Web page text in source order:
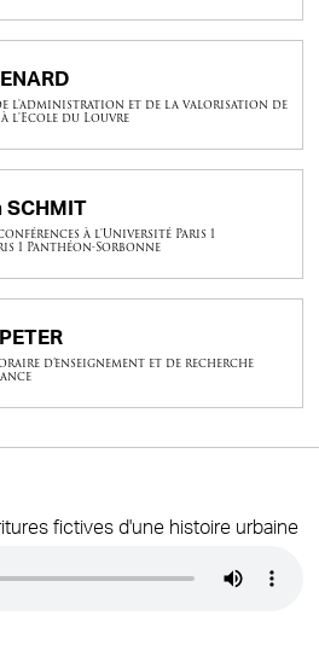
de l'administration et de la valorisation de
l'Ecole du Louvre
SCHMIT
à l'Université Paris 1
1 Panthéon-Sorbonne
d’enseignement et de recherche
fictives d'une histoire urbaine